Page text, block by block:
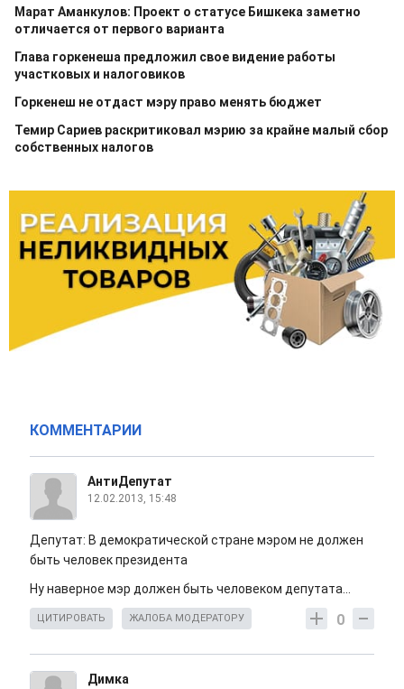
Марат Аманкулов: Проект о статусе Бишкека заметно
отличается от первого варианта
Глава горкенеша предложил свое видение работы
участковых и налоговиков
Горкенеш не отдаст мэру право менять бюджет
Темир Сариев раскритиковал мэрию за крайне малый сбор
собственных налогов
КОММЕНТАРИИ
АнтиДепутат
12.02.2013, 15:48
Депутат: В демократической стране мэром не должен
быть человек президента
Ну наверное мэр должен быть человеком депутата...
0
ЦИТИРОВАТЬ ЖАЛОБА МОДЕРАТОРУ
Димка